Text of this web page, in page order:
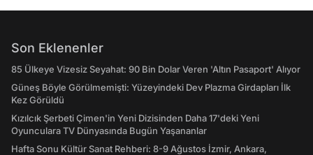
Son Eklenenler
85 Ülkeye Vizesiz Seyahat: 90 Bin Dolar Veren 'Altın Pasaport' Alıyor
Güneş Böyle Görülmemişti: Yüzeyindeki Dev Plazma Girdapları İlk
Kez Görüldü
Kızılcık Şerbeti Çimen'in Yeni Dizisinden Daha 17'deki Yeni
Oyunculara TV Dünyasında Bugün Yaşananlar
Hafta Sonu Kültür Sanat Rehberi: 8-9 Ağustos İzmir, Ankara,